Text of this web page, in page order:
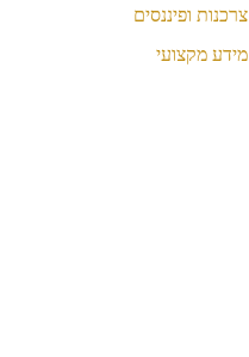
צרכנות ופיננסים
מידע מקצועי